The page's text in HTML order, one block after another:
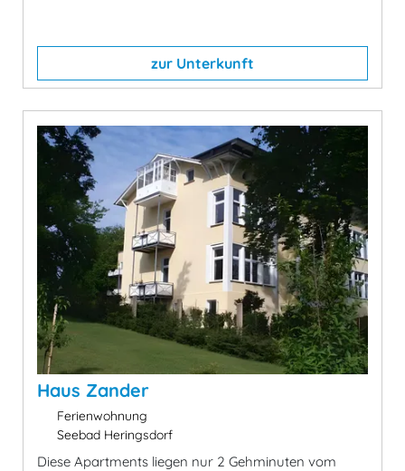
zur Unterkunft
Haus Zander
Ferienwohnung
Seebad Heringsdorf
Diese Apartments liegen nur 2 Gehminuten vom